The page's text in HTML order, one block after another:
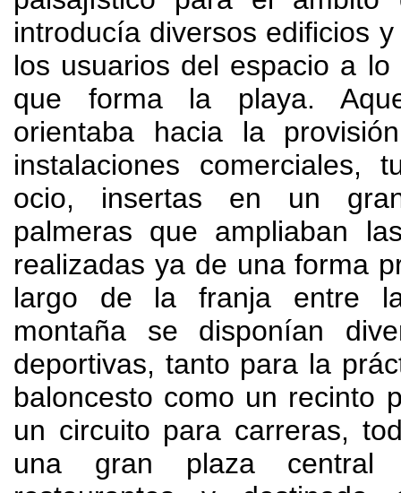
introducía diversos edificios
los usuarios del espacio a
que forma la playa.
orientaba hacia la
instalaciones comerciales,
ocio, insertas en un
palmeras que ampliaban
realizadas ya de una forma
largo de la franja entre
montaña se disponían
deportivas, tanto para la
baloncesto como un recinto
un circuito para carreras,
una gran plaza central